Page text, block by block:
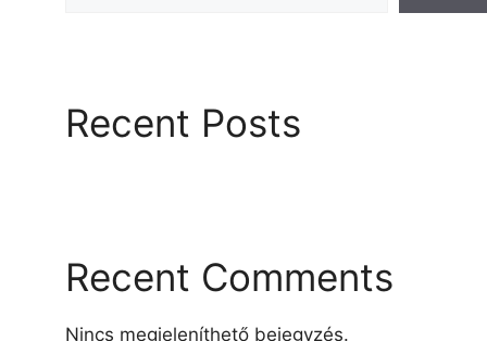
Recent Posts
Recent Comments
Nincs megjeleníthető bejegyzés.